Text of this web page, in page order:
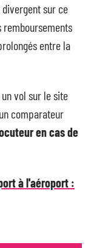
sur ce
entre la
vol sur le site
comparateur
en cas de
à l'aéroport :